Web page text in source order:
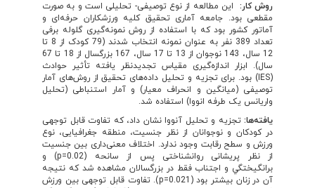
روش کار: این مطالعه از نوع توصیفی- تحلیلی است و به صورت
مقطعی بود. جامعه آماری تحقیق کلیه ورزشکاران حرفه‌ای و
آماتور کشور بود که با استفاده از روش نمونه‌گیری گلوله برفی
تعداد 389 نفر به ‏عنوان ‏نمونه انتخاب شدند (‏79 کودک از 8 تا
12 سال، 143 نوجوان از 13 تا 17 سال، 167 ‏بزرگسال از 18 تا ‏‏67
سال). ابزار اندازه‌گیری مقياس تجديدنظر يافته تأثير حوادث
(‏IES‏) بود. برای تجزیه و تحلیل ‏داده‌های تحقیق از روش‌های ‏آمار
توصیفی (میانگین و انحراف معیار) و آمار استنباطی (تحلیل
واریانس ‏یک طرفه انووا) ‏استفاده شد.
یافته‌­ها: تجزیه و تحلیل آنووا نشان داد، که تفاوت قابل توجهی
در کودکان و نوجوانان از نظر جنسیت، منطقه ‏جغرافیایی، نوع
ورزش ‏و سطح رقابت وجود ندارد. اختلاف معنی‌داری بین جنسیت
از نظر پریشانی ‏روانشناختی پس از سانحه ‏(0.02=‏p‏) ‏و
‏برانگيختگي و اجتناب فقط در بزرگسالان مشاهده شد که نتیجه
‏آن در زنان بیشتر بود (0.021=‏p‏). تفاوت قابل توجهی ‏بین ورزش